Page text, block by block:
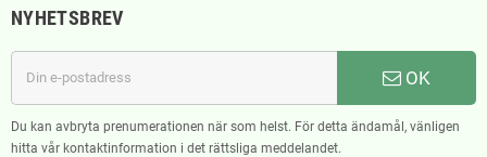
NYHETSBREV
OK
Du kan avbryta prenumerationen när som helst. För detta ändamål, vänligen
hitta vår kontaktinformation i det rättsliga meddelandet.